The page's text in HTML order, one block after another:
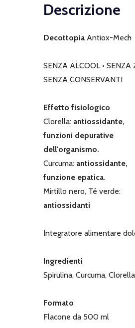
Descrizione
Decottopia Antiox-Mech
SENZA ALCOOL • SENZA
SENZA CONSERVANTI
Effetto fisiologico
Clorella: antiossidante,
funzioni depurative
dell'organismo.
Curcuma: antiossidante,
funzione epatica.
Mirtillo nero, Té verde:
antiossidanti
Integratore alimentare
Ingredienti
Spirulina, Curcuma,
Formato
Flacone da 500 ml